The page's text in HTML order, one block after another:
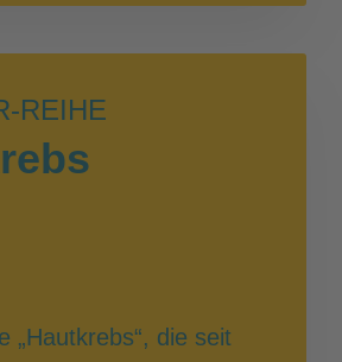
REIHE
„Hautkrebs“, die seit